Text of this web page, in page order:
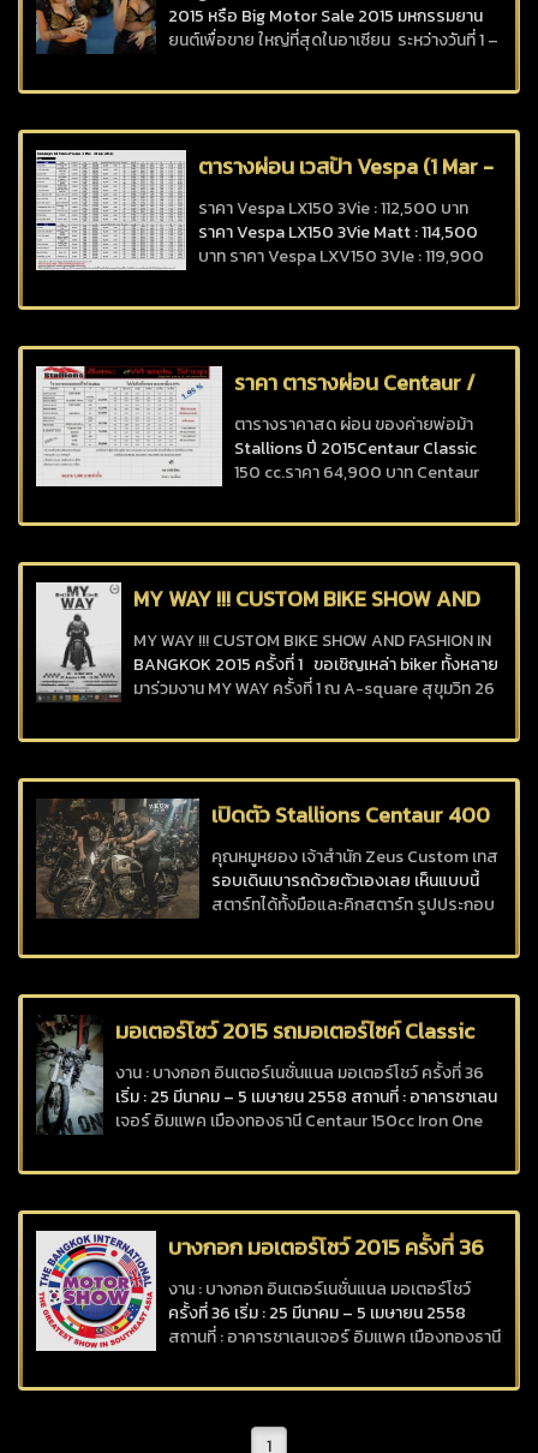
2015 หรือ Big Motor Sale 2015 มหกรรมยาน
ยนต์เพื่อขาย ใหญ่ที่สุดในอาเซียน ระหว่างวันที่ 1 –
ตารางผ่อน เวสป้า Vespa (1 Mar -
30 Apr 2015)
ราคา Vespa LX150 3Vie : 112,500 บาท
ราคา Vespa LX150 3Vie Matt : 114,500
บาท ราคา Vespa LXV150 3VIe : 119,900
116,500 บาท ราคา Vespa S150 3Vie :
118,500 บาท ราคา Vespa Sprint 150 3V
ราคา ตารางผ่อน Centaur /
Iron One ปี 2015
ตารางราคาสด ผ่อน ของค่ายพ่อม้า
Stallions ปี 2015Centaur Classic
150 cc.ราคา 64,900 บาท Centaur
บาท Soio Cafe 125 cc. 49,500 บาท
Iron One 250 cc. 88,000 บาท **
ตารางราคาอาจเปลี่ยนแปลและ ต่างกัน
MY WAY !!! CUSTOM BIKE SHOW AND
FASHION IN BANGKOK
MY WAY !!! CUSTOM BIKE SHOW AND FASHION IN
BANGKOK 2015 ครั้งที่ 1 ขอเชิญเหล่า biker ทั้งหลาย
มาร่วมงาน MY WAY ครั้งที่ 1 ณ A-square สุขุมวิท 26
จนถึง 4 ทุ่ม พบกับกิจกรรมภายในงาน อาทิเช่น – สินค้า
เปิดตัว Stallions Centaur 400
คุณหมูหยอง เจ้าสำนัก Zeus Custom เทส
รอบเดินเบารถด้วยตัวเองเลย เห็นแบบนี้
สตาร์ทได้ทั้งมือและคิกสตาร์ท รูปประกอบ
จาก Stallions แบรนด์ของคนไทย ซึ่งออก
400 รุ่นนี้มาพร้อมขุมพลังเครื่องยนต์ 4
จังหวะ SOHC แบบสูบเดี่ยวสูง
มอเตอร์โชว์ 2015 รถมอเตอร์ไซค์ Classic
Cafe Retro
งาน : บางกอก อินเตอร์เนชั่นแนล มอเตอร์โชว์ ครั้งที่ 36
เริ่ม : 25 มีนาคม – 5 เมษายน 2558 สถานที่ : อาคารชาเลน
เจอร์ อิมแพค เมืองทองธานี Centaur 150cc Iron One
โดย ทีมงาน Custom By.Ranger korat
บางกอก มอเตอร์โชว์ 2015 ครั้งที่ 36
งาน : บางกอก อินเตอร์เนชั่นแนล มอเตอร์โชว์
ครั้งที่ 36 เริ่ม : 25 มีนาคม – 5 เมษายน 2558
สถานที่ : อาคารชาเลนเจอร์ อิมแพค เมืองทองธานี
ยิ่งใหญ่ที่สุดแห่งปี “บางกอก อินเตอร์เนชั่นแนล
1